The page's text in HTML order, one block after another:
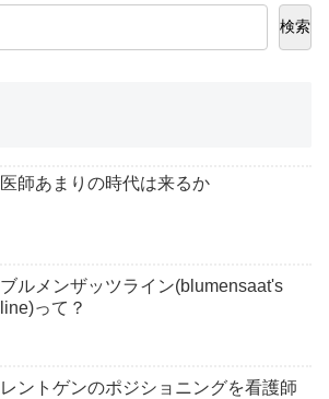
検索
医師あまりの時代は来るか
ブルメンザッツライン(blumensaat's
line)って？
レントゲンのポジショニングを看護師